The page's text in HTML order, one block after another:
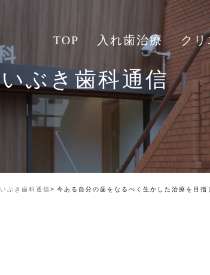
TOP 入れ歯治療 クリ
いぶき歯科通信
いぶき歯科通信 今ある自分の歯をなるべく生かした治療を目指